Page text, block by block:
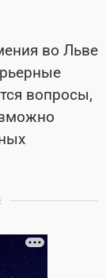
во Льве
вопросы,